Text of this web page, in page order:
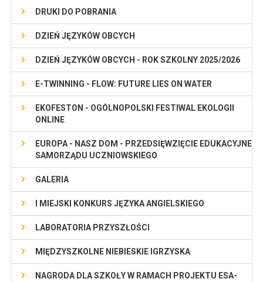
DRUKI DO POBRANIA
DZIEŃ JĘZYKÓW OBCYCH
DZIEŃ JĘZYKÓW OBCYCH - ROK SZKOLNY 2025/2026
E-TWINNING - FLOW: FUTURE LIES ON WATER
EKOFESTON - OGÓLNOPOLSKI FESTIWAL EKOLOGII
ONLINE
EUROPA - NASZ DOM - PRZEDSIĘWZIĘCIE EDUKACYJNE
SAMORZĄDU UCZNIOWSKIEGO
GALERIA
I MIEJSKI KONKURS JĘZYKA ANGIELSKIEGO
LABORATORIA PRZYSZŁOŚCI
MIĘDZYSZKOLNE NIEBIESKIE IGRZYSKA
NAGRODA DLA SZKOŁY W RAMACH PROJEKTU ESA-